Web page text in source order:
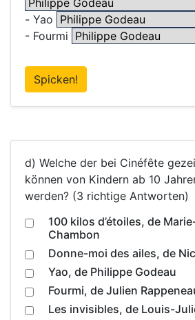
- Yao
- Fourmi
Spicken!
d) Welche der bei Cinéfête
können von Kindern ab 10
werden? (3 richtige Antworten)
100 kilos d’étoiles, de
Chambon
Donne-moi des ailes, de
Yao, de Philippe Godeau
Fourmi, de Julien
Les invisibles, de Louis-